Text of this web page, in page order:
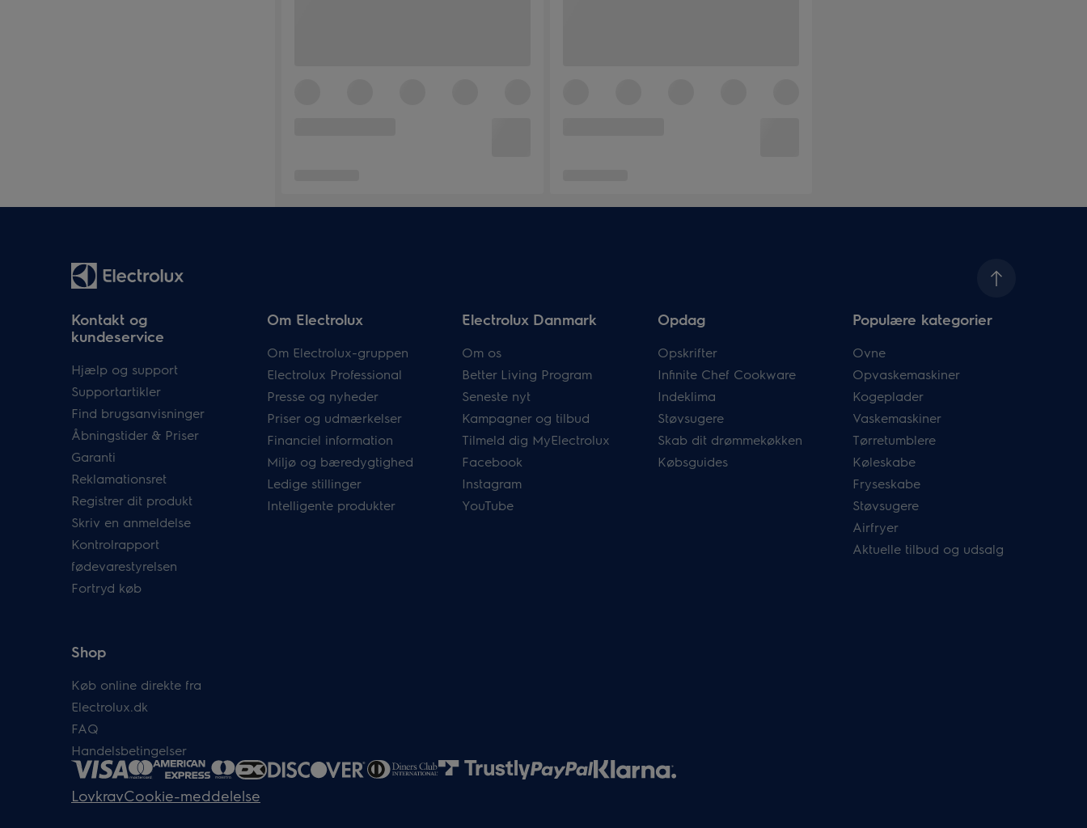
Kontakt og
kundeservice
Hjælp og support
Supportartikler
Find brugsanvisninger
Åbningstider & Priser
Garanti
Reklamationsret
Registrer dit produkt
Skriv en anmeldelse
Kontrolrapport
fødevarestyrelsen
Fortryd køb
Om Electrolux
Om Electrolux-gruppen
Electrolux Professional
Presse og nyheder
Priser og udmærkelser
Financiel information
Miljø og bæredygtighed
Ledige stillinger
Intelligente produkter
Electrolux Danmark
Om os
Better Living Program
Seneste nyt
Kampagner og tilbud
Tilmeld dig MyElectrolux
Facebook
Instagram
YouTube
Opdag
Opskrifter
Infinite Chef Cookware
Indeklima
Støvsugere
Skab dit drømmekøkken
Købsguides
Populære kategorier
Ovne
Opvaskemaskiner
Kogeplader
Vaskemaskiner
Tørretumblere
Køleskabe
Fryseskabe
Støvsugere
Airfryer
Aktuelle tilbud og udsalg
Shop
Køb online direkte fra
Electrolux.dk
FAQ
Handelsbetingelser
LovkravCookie-meddelelse